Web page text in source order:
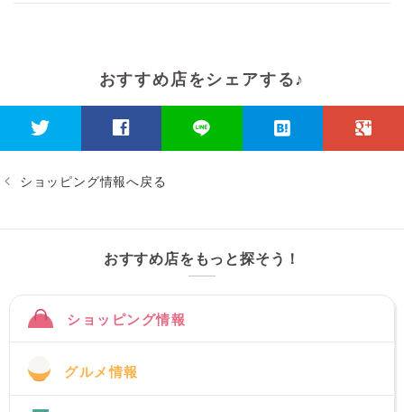
おすすめ店をシェアする♪
ショッピング情報へ戻る
おすすめ店をもっと探そう！
ショッピング情報
グルメ情報